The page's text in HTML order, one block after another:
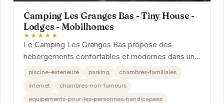
Camping Les Granges Bas - Tiny House -
Lodges - Mobilhomes
★★★★★
Le Camping Les Granges Bas propose des
hébergements confortables et modernes dans un
cadre naturel exceptionnel. Que vous choisissiez
piscine-exterieure parking
chambres-familiales
internet
chambres-non-fumeurs
equipements-pour-les-personnes-handicapees